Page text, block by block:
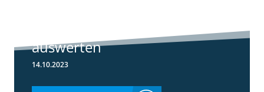
auswerten
14.10.2023